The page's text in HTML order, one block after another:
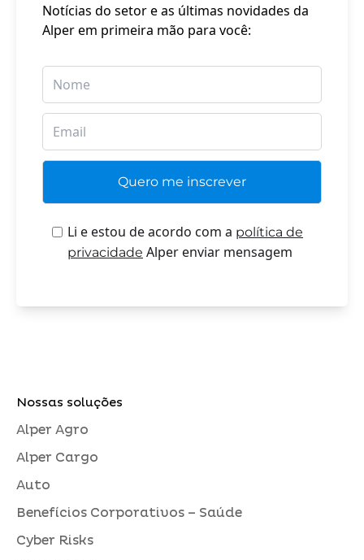
Notícias do setor e as últimas novidades da
Alper em primeira mão para você:
Li e estou de acordo com a política de
privacidade Alper enviar mensagem
Nossas soluções
Alper Agro
Alper Cargo
Auto
Benefícios Corporativos – Saúde
Cyber Risks